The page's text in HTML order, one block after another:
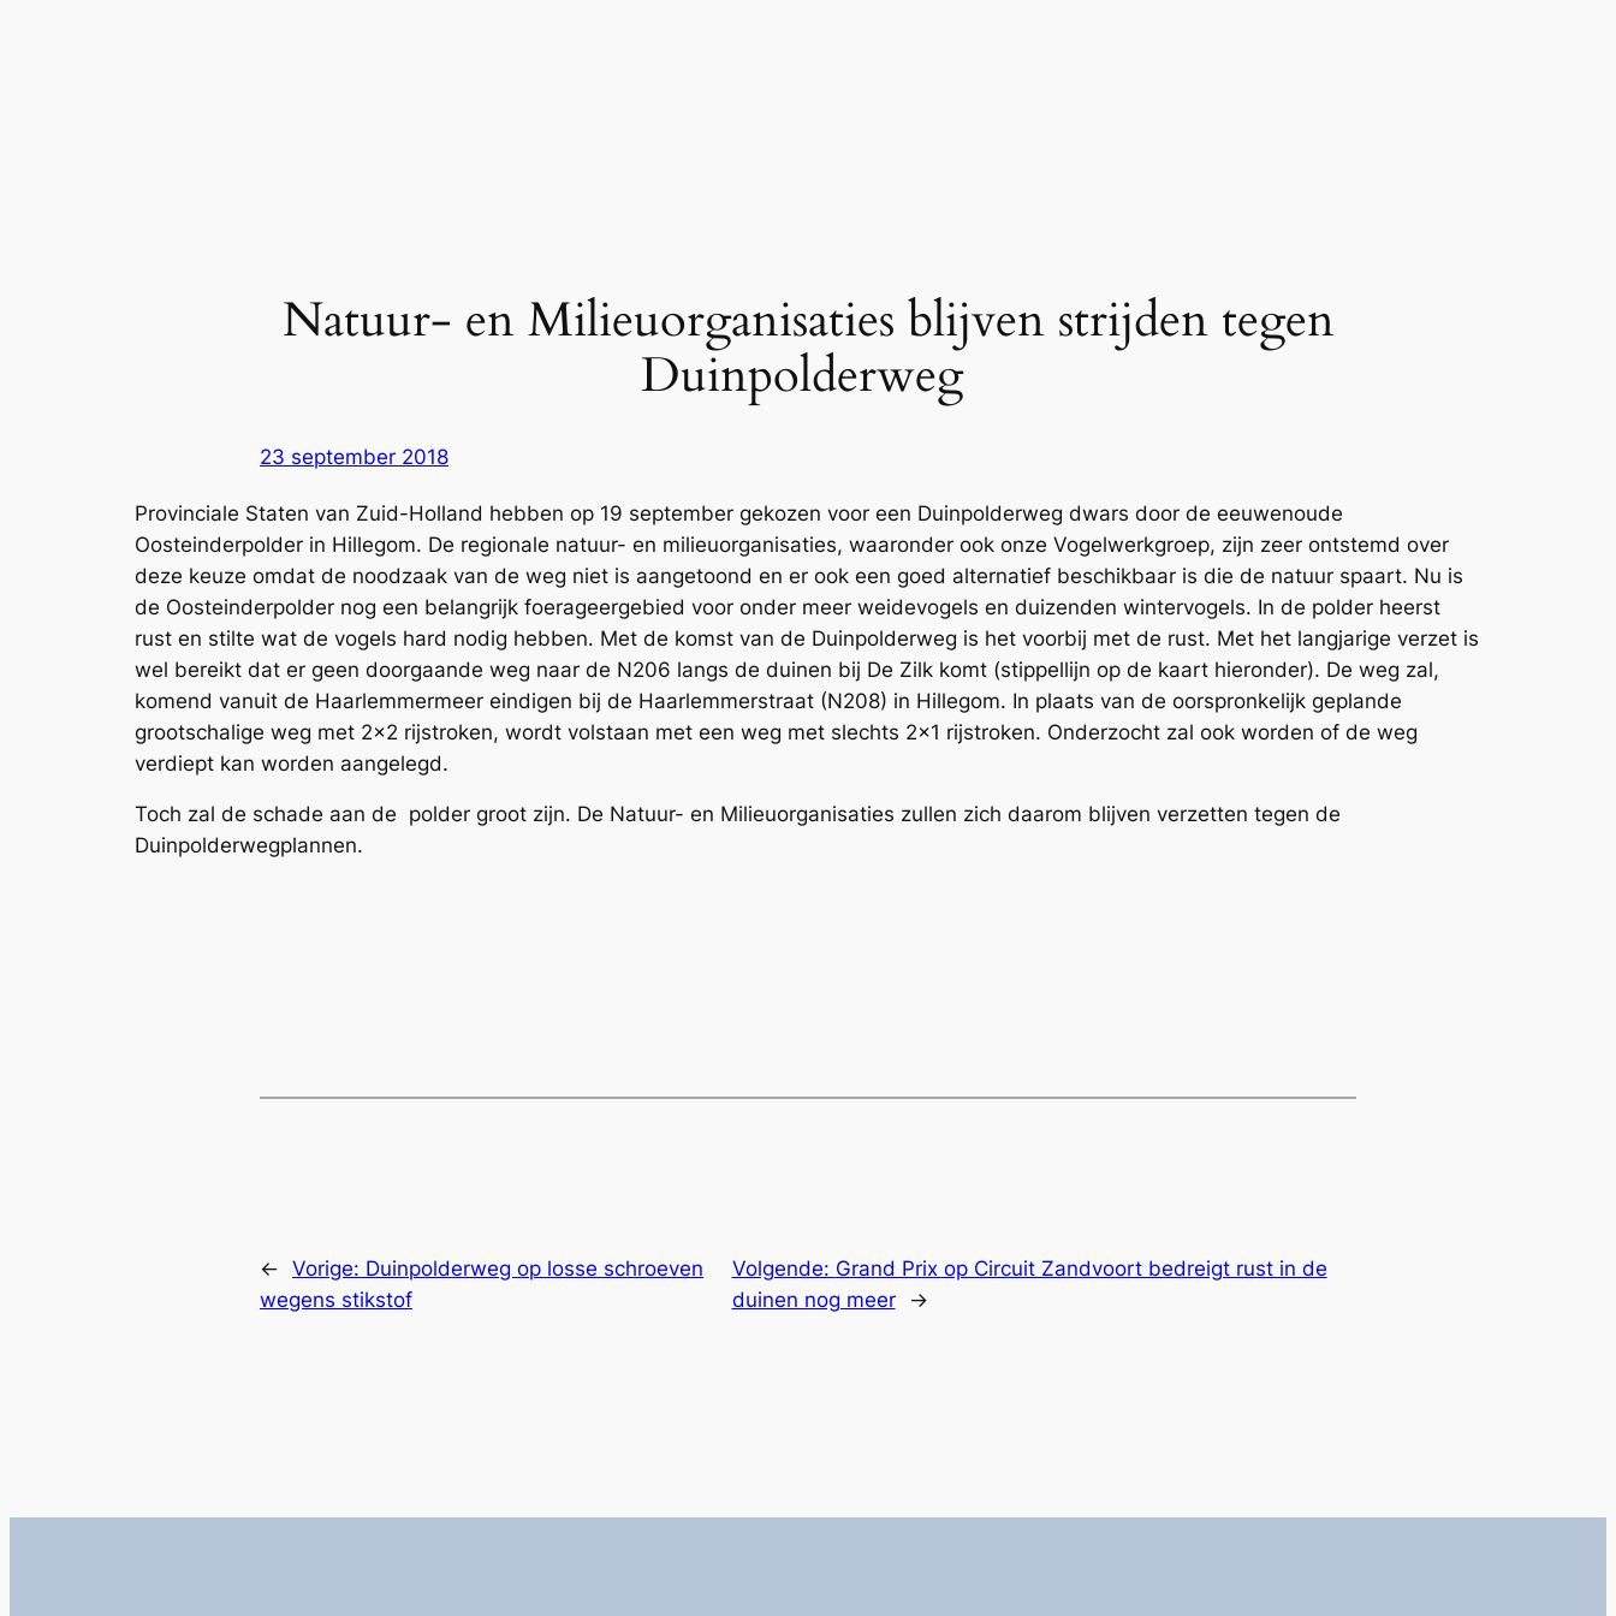
Natuur- en Milieuorganisaties blijven strijden tegen
Duinpolderweg
23 september 2018
Provinciale Staten van Zuid-Holland hebben op 19 september gekozen voor een Duinpolderweg dwars door de eeuwenoude
Oosteinderpolder in Hillegom. De regionale natuur- en milieuorganisaties, waaronder ook onze Vogelwerkgroep, zijn zeer ontstemd over
deze keuze omdat de noodzaak van de weg niet is aangetoond en er ook een goed alternatief beschikbaar is die de natuur spaart. Nu is
de Oosteinderpolder nog een belangrijk foerageergebied voor onder meer weidevogels en duizenden wintervogels. In de polder heerst
rust en stilte wat de vogels hard nodig hebben. Met de komst van de Duinpolderweg is het voorbij met de rust. Met het langjarige verzet is
wel bereikt dat er geen doorgaande weg naar de N206 langs de duinen bij De Zilk komt (stippellijn op de kaart hieronder). De weg zal,
komend vanuit de Haarlemmermeer eindigen bij de Haarlemmerstraat (N208) in Hillegom. In plaats van de oorspronkelijk geplande
grootschalige weg met 2×2 rijstroken, wordt volstaan met een weg met slechts 2×1 rijstroken. Onderzocht zal ook worden of de weg
verdiept kan worden aangelegd.
Toch zal de schade aan de polder groot zijn. De Natuur- en Milieuorganisaties zullen zich daarom blijven verzetten tegen de
Duinpolderwegplannen.
← Vorige: Duinpolderweg op losse schroeven
wegens stikstof
Volgende: Grand Prix op Circuit Zandvoort bedreigt rust in de
duinen nog meer
→